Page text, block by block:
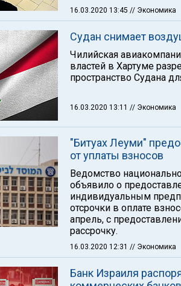
16.03.2020 13:45 // Экономика
Судан снимает
Чилийская
властей в Хартуме
пространство Судана
16.03.2020 13:11 // Экономика
"Битуах Леуми"
от уплаты взносов
Ведомство
объявило о
индивидуальным
отсрочки в оплате
апрель, с
рассрочку.
16.03.2020 12:31 // Экономика
Банк Израиля